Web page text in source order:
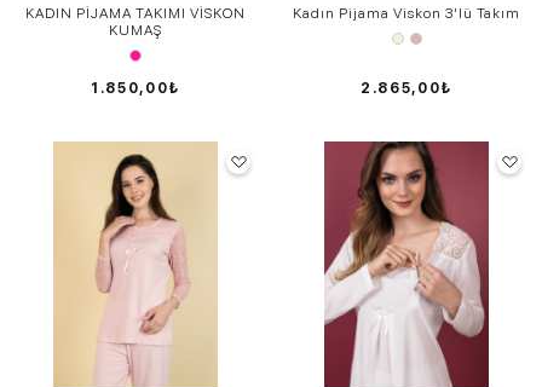
KADIN PİJAMA TAKIMI VİSKON
KUMAŞ
1.850,00₺
Kadın Pijama Viskon 3'lü Takım
2.865,00₺